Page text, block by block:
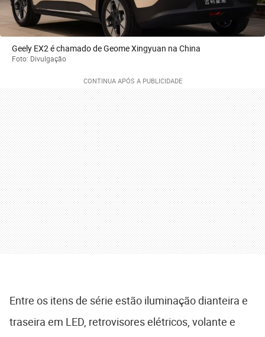
Geely EX2 é chamado de Geome Xingyuan na China
Foto: Divulgação
Entre os itens de série estão iluminação dianteira e
traseira em LED, retrovisores elétricos, volante e